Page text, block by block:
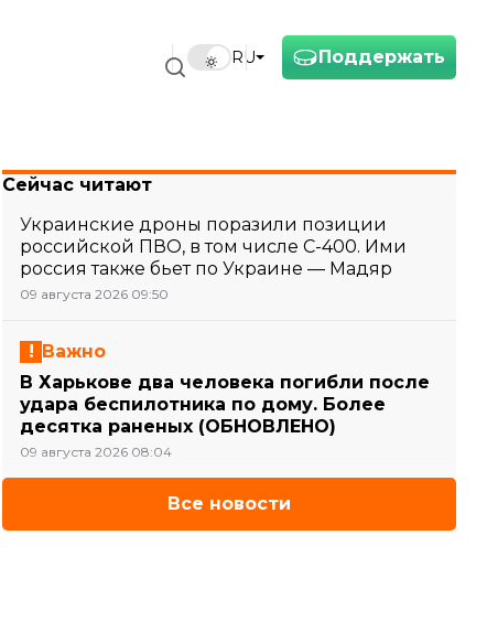
Поддержать
RU
Сейчас читают
Украинские дроны поразили позиции
российской ПВО, в том числе С-400. Ими
россия также бьет по Украине — Мадяр
09 августа 2026 09:50
Важно
В Харькове два человека погибли после
удара беспилотника по дому. Более
десятка раненых (ОБНОВЛЕНО)
09 августа 2026 08:04
Все новости